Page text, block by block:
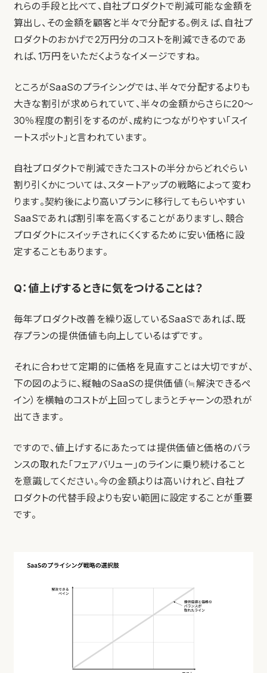
れらの手段と比べて、自社プロダクトで削減可能な金額を
算出し、その金額を顧客と半々で分配する。例えば、自社プ
ロダクトのおかげで2万円分のコストを削減できるのであ
れば、1万円をいただくようなイメージですね。
ところがSaaSのプライシングでは、半々で分配するよりも
大きな割引が求められていて、半々の金額からさらに20〜
30％程度の割引をするのが、成約につながりやすい「スイ
ートスポット」と言われています。
自社プロダクトで削減できたコストの半分からどれぐらい
割り引くかについては、スタートアップの戦略によって変わ
ります。契約後により高いプランに移行してもらいやすい
SaaSであれば割引率を高くすることがありますし、競合
プロダクトにスイッチされにくくするために安い価格に設
定することもあります。
Q：値上げするときに気をつけることは？
毎年プロダクト改善を繰り返しているSaaSであれば、既
存プランの提供価値も向上しているはずです。
それに合わせて定期的に価格を見直すことは大切ですが、
下の図のように、縦軸のSaaSの提供価値（≒解決できるペ
イン）を横軸のコストが上回ってしまうとチャーンの恐れが
出てきます。
ですので、値上げするにあたっては提供価値と価格のバラ
ンスの取れた「フェアバリュー」のラインに乗り続けること
を意識してください。今の金額よりは高いけれど、自社プ
ロダクトの代替手段よりも安い範囲に設定することが重要
です。